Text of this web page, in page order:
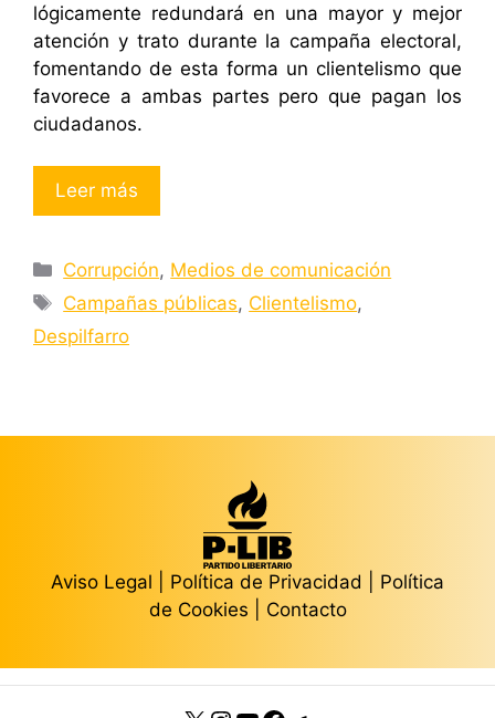
lógicamente redundará en una mayor y mejor
atención y trato durante la campaña electoral,
fomentando de esta forma un clientelismo que
favorece a ambas partes pero que pagan los
ciudadanos.
Leer más
Categorías
Corrupción, Medios de comunicación
Etiquetas
Campañas públicas, Clientelismo,
Despilfarro
Aviso Legal Política de Privacidad
Política
de Cookies
Contacto